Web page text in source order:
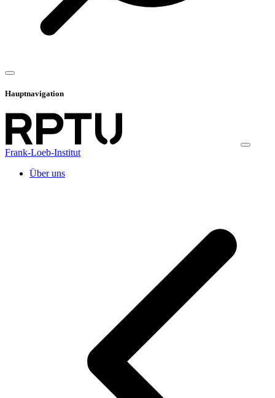
Hauptnavigation
Frank-Loeb-Institut
Über uns